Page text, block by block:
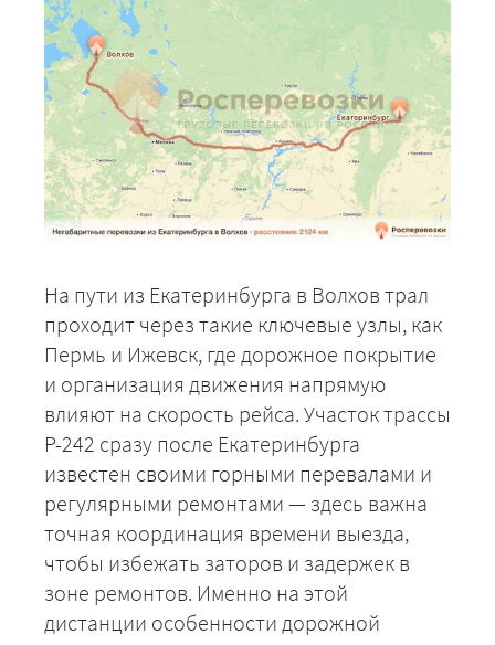
На пути из Екатеринбурга в Волхов трал
проходит через такие ключевые узлы, как
Пермь и Ижевск, где дорожное покрытие
и организация движения напрямую
влияют на скорость рейса. Участок трассы
Р-242 сразу после Екатеринбурга
известен своими горными перевалами и
регулярными ремонтами — здесь важна
точная координация времени выезда,
чтобы избежать заторов и задержек в
зоне ремонтов. Именно на этой
дистанции особенности дорожной